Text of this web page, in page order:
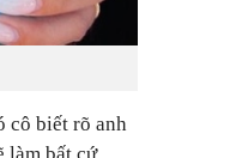
cô biết rõ anh